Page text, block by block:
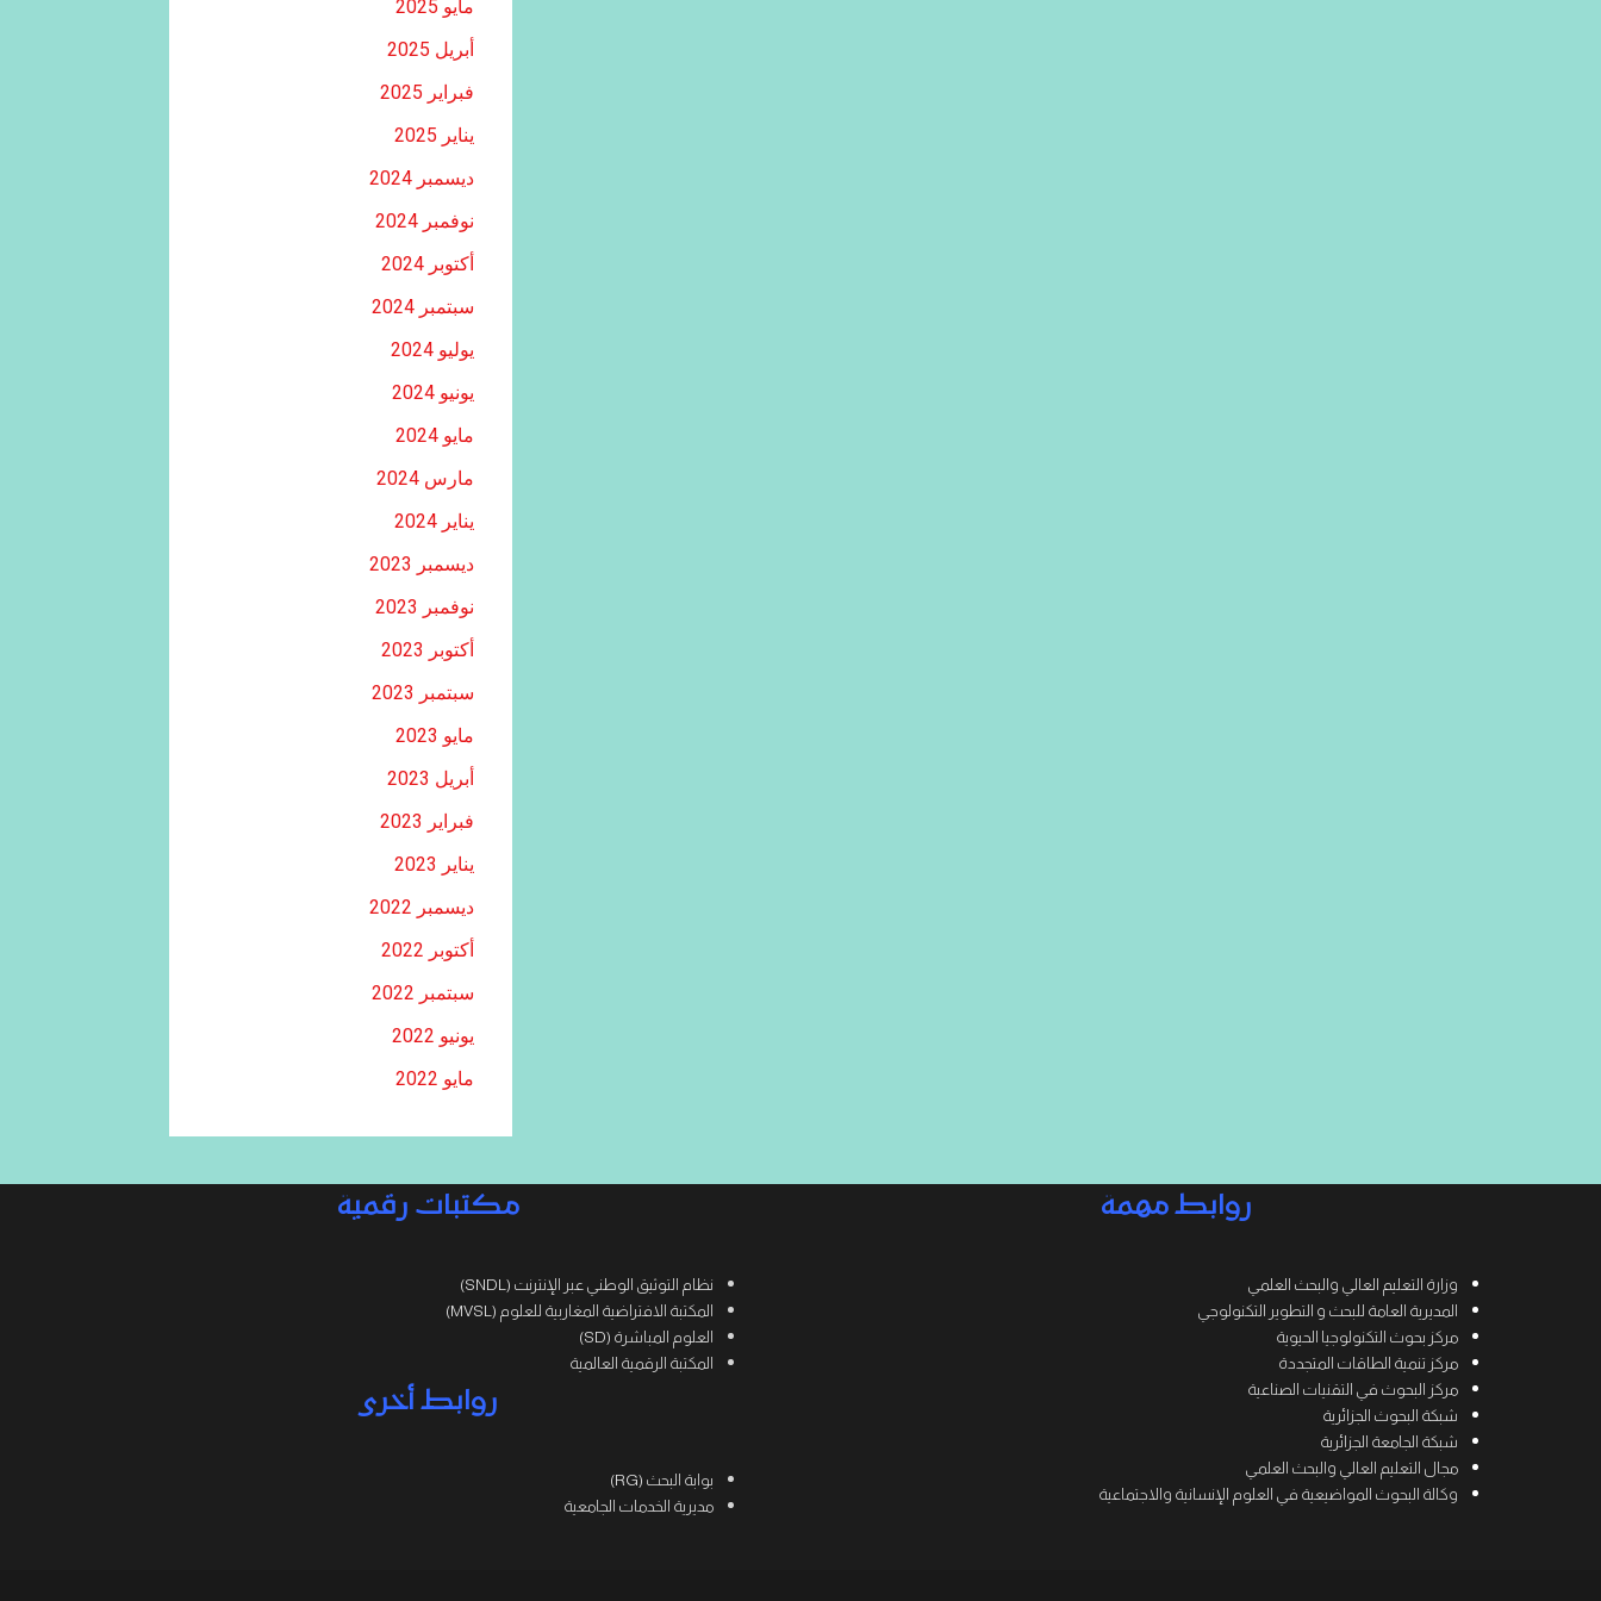
مايو 2025
أبريل 2025
فبراير 2025
يناير 2025
ديسمبر 2024
نوفمبر 2024
أكتوبر 2024
سبتمبر 2024
يوليو 2024
يونيو 2024
مايو 2024
مارس 2024
يناير 2024
ديسمبر 2023
نوفمبر 2023
أكتوبر 2023
سبتمبر 2023
مايو 2023
أبريل 2023
فبراير 2023
يناير 2023
ديسمبر 2022
أكتوبر 2022
سبتمبر 2022
يونيو 2022
مايو 2022
روابط مهمة
وزارة التعليم العالي والبحث العلمي
المديرية العامة للبحث و التطوير التكنولوجي
مركز بحوث التكنولوجيا الحيوية
مركز تنمية الطاقات المتجددة
مركز البحوث في التقنيات الصناعية
شبكة البحوث الجزائرية
شبكة الجامعة الجزائرية
مجال التعليم العالي والبحث العلمي
وكالة البحوث المواضيعية في العلوم الإنسانية والاجتماعية
مكتبات رقمية
نظام التوثيق الوطني عبر الإنترنت (SNDL)
المكتبة الافتراضية المغاربية للعلوم (MVSL)
العلوم المباشرة (SD)
المكتبة الرقمية العالمية
روابط أخرى
بوابة البحث (RG)
مديرية الخدمات الجامعية